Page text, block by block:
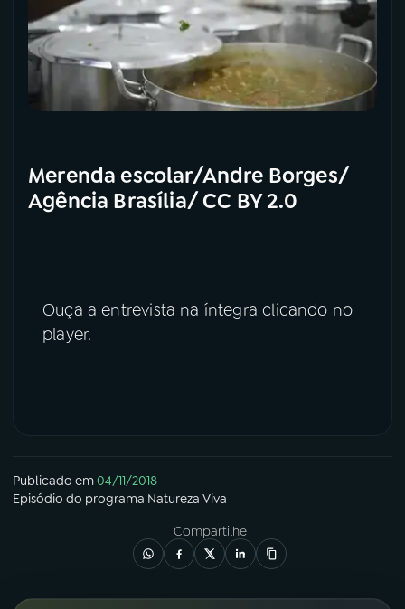
Merenda escolar/Andre Borges/
Agência Brasília/ CC BY 2.0
Ouça a entrevista na íntegra clicando no
player.
Publicado em04/11/2018
Episódio do programa Natureza Viva
Compartilhe